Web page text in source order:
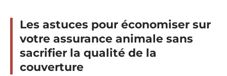
Les astuces pour économiser sur
votre assurance animale sans
sacrifier la qualité de la
couverture